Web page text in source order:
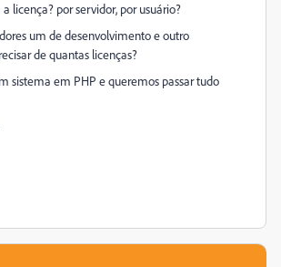
licença? por servidor, por usuário?
um de desenvolvimento e outro
de quantas licenças?
sistema em PHP e queremos passar tudo